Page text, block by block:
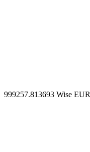
999257.813693 Wise EUR